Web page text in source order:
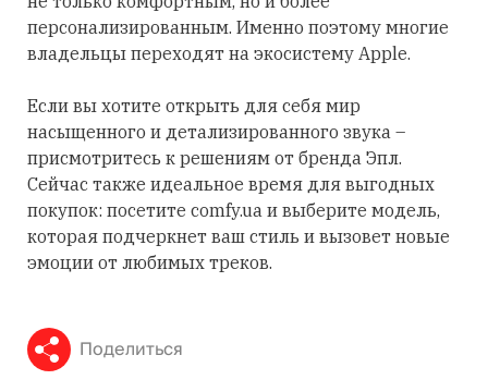
персонализированным. Именно поэтому многие
владельцы переходят на экосистему Apple.
Если вы хотите открыть для себя мир
насыщенного и детализированного звука –
присмотритесь к решениям от бренда Эпл.
Сейчас также идеальное время для выгодных
покупок: посетите comfy.ua и выберите модель,
которая подчеркнет ваш стиль и вызовет новые
эмоции от любимых треков.
Поделиться